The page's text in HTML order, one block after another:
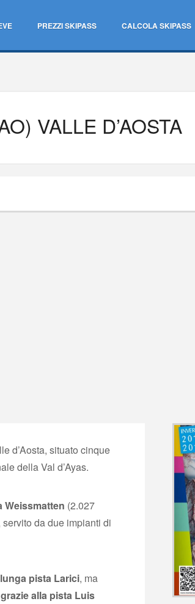
PREZZI SKIPASS CALCOLA SKIPASS
VALLE D’AOSTA
d’Aosta, situato cinque
della Val d’Ayas.
Weissmatten (2.027
da due impianti di
pista Larici, ma
alla pista Luis